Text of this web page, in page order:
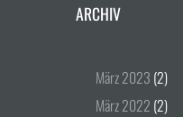
ARCHIV
März2023 (2)
März2022 (2)